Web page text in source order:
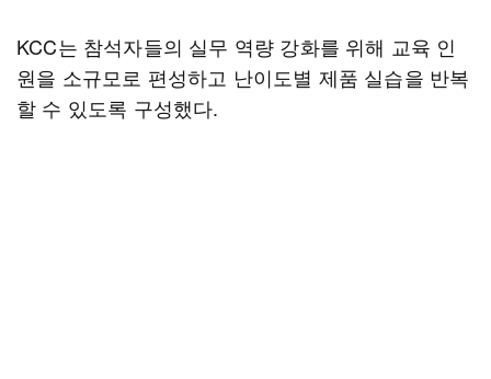
KCC는 참석자들의 실무 역량 강화를 위해 교육 인
원을 소규모로 편성하고 난이도별 제품 실습을 반복
할 수 있도록 구성했다.